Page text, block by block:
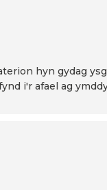
hyn gydag
i'r afael ag